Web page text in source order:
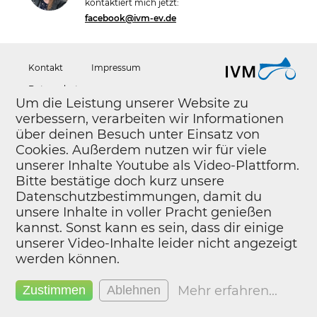
kontaktiert mich jetzt:
facebook@ivm-ev.de
Kontakt
Impressum
Datenschutz
Um die Leistung unserer Website zu
verbessern, verarbeiten wir Informationen
über deinen Besuch unter Einsatz von
Cookies. Außerdem nutzen wir für viele
unserer Inhalte Youtube als Video-Plattform.
Bitte bestätige doch kurz unsere
Datenschutzbestimmungen, damit du
unsere Inhalte in voller Pracht genießen
kannst. Sonst kann es sein, dass dir einige
unserer Video-Inhalte leider nicht angezeigt
werden können.
Ablehnen
Zustimmen Mehr erfahren...